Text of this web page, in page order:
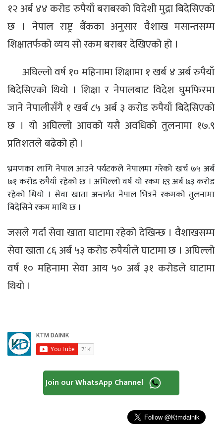
१२ अर्ब ४४ करोड रुपैयाँ बराबरको विदेशी मुद्रा बिदेसिएको
छ । नेपाल राष्ट्र बैंकका अनुसार वैशाख मसान्तसम्म
शिक्षातर्फको व्यय सो रकम बराबर देखिएको हो ।
अघिल्लो वर्ष १० महिनामा शिक्षामा १ खर्ब ४ अर्ब रुपैयाँ
बिदेसिएको थियो । शिक्षा र नेपालबाट विदेश घुमफिरमा
जाने नेपालीसँगै १ खर्ब ८५ अर्ब ३ करोड रुपैयाँ बिदेसिएको
छ । यो अघिल्लो आवको यसै अवधिको तुलनामा १७.९
प्रतिशतले बढेको हो ।
भ्रमणका लागि नेपाल आउने पर्यटकले नेपालमा गरेको खर्च ७५ अर्ब
७१ करोड रुपैयाँ रहेको छ । अघिल्लो वर्ष यो रकम ६९ अर्ब ७३ करोड
रहेको थियो । सेवा खाता अन्तर्गत नेपाल भित्रने रकमको तुलनामा
बिदेसिने रकम माथि छ ।
जसले गर्दा सेवा खाता घाटामा रहेको देखिन्छ । वैशाखसम्म
सेवा खाता ८६ अर्ब ५३ करोड रुपैयाँले घाटामा छ । अघिल्लो
वर्ष १० महिनामा सेवा आय ५० अर्ब ३१ करोडले घाटामा
थियो ।
Join our WhatsApp Channel